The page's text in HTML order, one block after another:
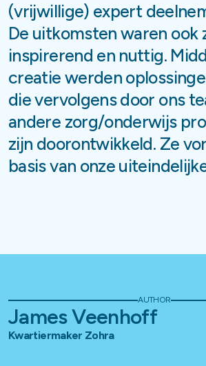
(vrijwillige) expert
De uitkomsten waren ook
inspirerend en nuttig.
creatie werden
die vervolgens door ons
andere zorg/onderwijs
zijn doorontwikkeld. Ze
basis van onze
AUTHOR
James Veenhoff
Kwartiermaker Zohra